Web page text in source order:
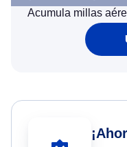
Acumula millas